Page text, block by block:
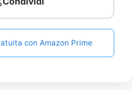
con Amazon Prime